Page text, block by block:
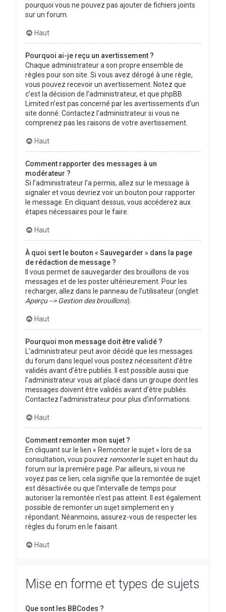
pourquoi vous ne pouvez pas ajouter de fichiers joints
sur un forum.
Haut
Pourquoi ai-je reçu un avertissement ?
Chaque administrateur a son propre ensemble de
règles pour son site. Si vous avez dérogé à une règle,
vous pouvez recevoir un avertissement. Notez que
c’est la décision de l’administrateur, et que phpBB
Limited n’est pas concerné par les avertissements d’un
site donné. Contactez l’administrateur si vous ne
comprenez pas les raisons de votre avertissement.
Haut
Comment rapporter des messages à un
modérateur ?
Si l’administrateur l’a permis, allez sur le message à
signaler et vous devriez voir un bouton pour rapporter
le message. En cliquant dessus, vous accéderez aux
étapes nécessaires pour le faire.
Haut
À quoi sert le bouton « Sauvegarder » dans la page
de rédaction de message ?
Il vous permet de sauvegarder des brouillons de vos
messages et de les poster ultérieurement. Pour les
recharger, allez dans le panneau de l’utilisateur (onglet
Aperçu --> Gestion des brouillons).
Haut
Pourquoi mon message doit être validé ?
L’administrateur peut avoir décidé que les messages
du forum dans lequel vous postez nécessitent d’être
validés avant d’être publiés. Il est possible aussi que
l’administrateur vous ait placé dans un groupe dont les
messages doivent être validés avant d’être publiés.
Contactez l’administrateur pour plus d’informations.
Haut
Comment remonter mon sujet ?
En cliquant sur le lien « Remonter le sujet » lors de sa
consultation, vous pouvez remonterle sujet en haut du
forum sur la première page. Par ailleurs, si vous ne
voyez pas ce lien, cela signifie que la remontée de sujet
est désactivée ou que l’intervalle de temps pour
autoriser la remontée n’est pas atteint. Il est également
possible de remonter un sujet simplement en y
répondant. Néanmoins, assurez-vous de respecter les
règles du forum en le faisant.
Haut
Mise en forme et types de sujets
Que sont les BBCodes ?